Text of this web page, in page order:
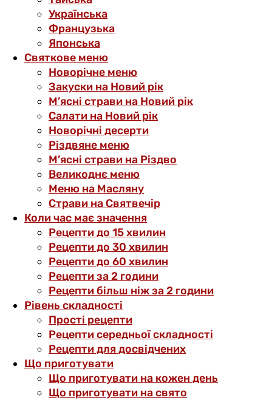
Українська
Французька
Японська
Святкове меню
Новорічне меню
Закуски на Новий рік
М’ясні страви на Новий рік
Салати на Новий рік
Новорічні десерти
Різдвяне меню
М’ясні страви на Різдво
Великоднє меню
Меню на Масляну
Страви на Святвечір
Коли час має значення
Рецепти до 15 хвилин
Рецепти до 30 хвилин
Рецепти до 60 хвилин
Рецепти за 2 години
Рецепти більш ніж за 2 години
Рівень складності
Прості рецепти
Рецепти середньої складності
Рецепти для досвідчених
Що приготувати
Що приготувати на кожен день
Що приготувати на свято